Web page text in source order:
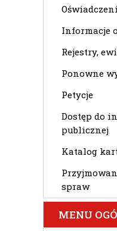
Informacje
Rejestry,
Ponowne
Petycje
Dostęp do
publicznej
Katalog
spraw
MENU